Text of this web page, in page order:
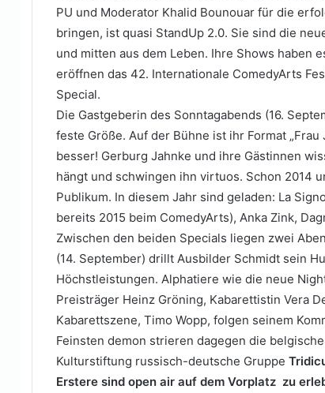
PU und Moderator Khalid Bounouar für die
bringen, ist quasi StandUp 2.0. Sie sind die
und mitten aus dem Leben. Ihre Shows haben
eröffnen das 42. Internationale ComedyArts
Special.
Die Gastgeberin des Sonntagabends (16.
feste Größe. Auf der Bühne ist ihr Format
besser! Gerburg Jahnke und ihre Gästinnen
hängt und schwingen ihn virtuos. Schon 2014
Publikum. In diesem Jahr sind geladen: La
bereits 2015 beim ComedyArts), Anka Zink,
Zwischen den beiden Specials liegen zwei
(14. September) drillt Ausbilder Schmidt sein
Höchstleistungen. Alphatiere wie die neue
Preisträger Heinz Gröning, Kabarettistin Vera
Kabarettszene, Timo Wopp, folgen seinem
Feinsten demon strieren dagegen die
Kulturstiftung russisch-deutsche Gruppe
Erstere sind open air auf dem Vorplatz zu